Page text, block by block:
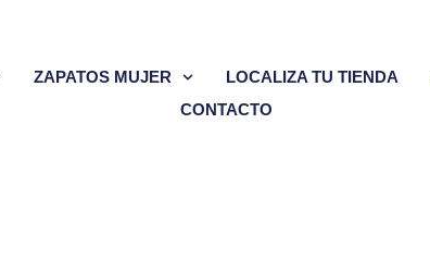
ZAPATOS MUJER LOCALIZA TU TIENDA
CONTACTO